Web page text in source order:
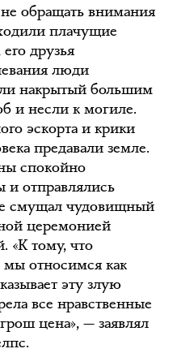
обращать внимания
плачущие
друзья
люди
накрытый большим
и несли к могиле.
эскорта и крики
предавали земле.
спокойно
и отправлялись
смущал чудовищный
церемонией
«К тому, что
мы относимся как
эту злую
все нравственные
цена», — заявлял